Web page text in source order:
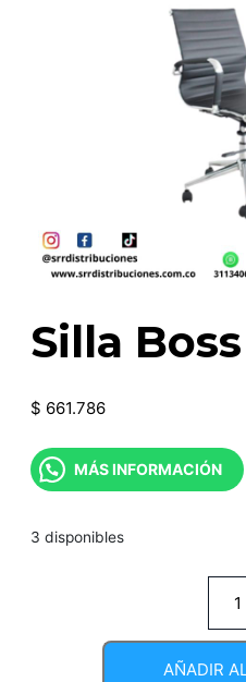
Silla
$ 661.786
MÁS INFORMACIÓN
3 disponibles
Boss
AÑADIR